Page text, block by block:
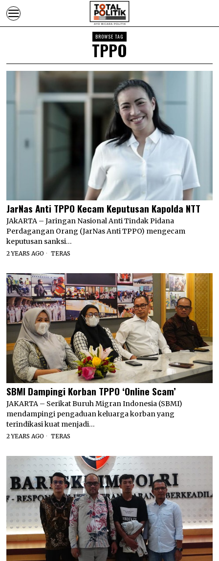
BROWSE TAG
TPPO
JarNas Anti TPPO Kecam Keputusan Kapolda NTT
JAkARTA – Jaringan Nasional Anti Tindak Pidana
Perdagangan Orang (JarNas Anti TPPO) mengecam
keputusan sanksi…
2 YEARS AGO TERAS
SBMI Dampingi Korban TPPO ‘Online Scam’
JAKARTA – Serikat Buruh Migran Indonesia (SBMI)
mendampingi pengaduan keluarga korban yang
terindikasi kuat menjadi…
2 YEARS AGO TERAS